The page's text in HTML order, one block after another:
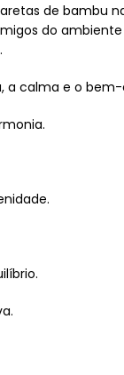
de bambu
do ambiente
a calma e o